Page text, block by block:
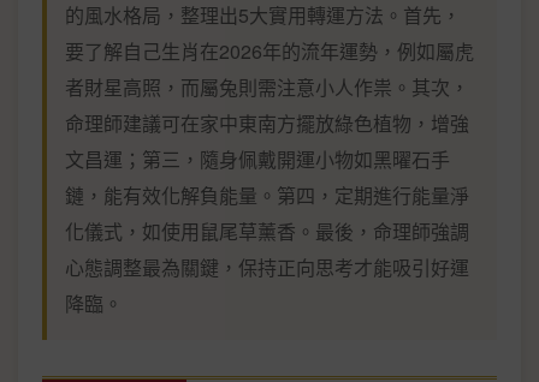
的風水格局，整理出5大實用轉運方法。首先，
要了解自己生肖在2026年的流年運勢，例如屬虎
者財星高照，而屬兔則需注意小人作祟。其次，
命理師建議可在家中東南方擺放綠色植物，增強
文昌運；第三，隨身佩戴開運小物如黑曜石手
鏈，能有效化解負能量。第四，定期進行能量淨
化儀式，如使用鼠尾草薰香。最後，命理師強調
心態調整最為關鍵，保持正向思考才能吸引好運
降臨。